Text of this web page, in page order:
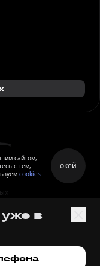
в
сайтом,
с тем,
cookies
окей